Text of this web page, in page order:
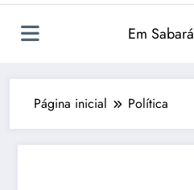
Em Sabará
Página inicial Política